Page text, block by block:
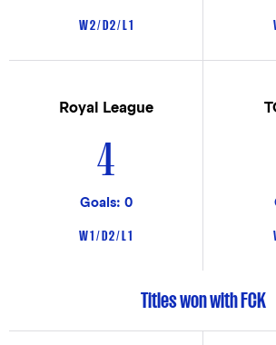
W 2 / D 2 / L 1
Royal League
4
Goals: 0
W 1 / D 2 / L 1
Titles won with FCK